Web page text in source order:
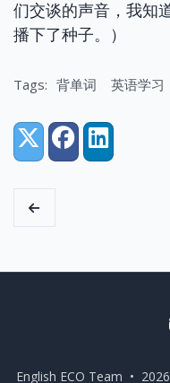
们交谈的声音，我知
播下了种子。）
Tags: 背单词 英语学习
Share:
X (Twitter)
FacebookLinkedIn
English ECO Team •